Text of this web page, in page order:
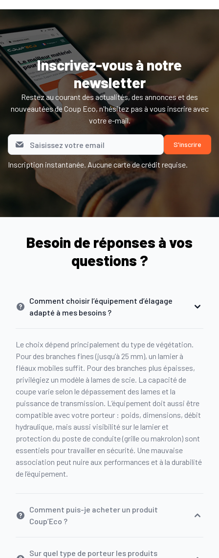
Inscrivez-vous à notre
newsletter
Restez au courant des actualités, des annonces et des
nouveautées de Coup Eco, n'hésitez pas à vous inscrire avec
votre e-mail.
Inscription instantanée. Aucune carte de crédit requise.
Besoin de réponses à vos
questions ?
Comment choisir l’équipement d’élagage
adapté à mes besoins ?
Le choix dépend principalement du type de végétation.
Pour des branches fines (jusqu’à 25 mm), un lamier à
fléaux mobiles suffit. Pour des branches plus épaisses,
privilégiez un modèle à lames de scie. La capacité de
coupe varie selon le dépassement des lames et la
puissance de transmission. L’équipement doit aussi être
compatible avec votre porteur : poids, dimensions, débit
hydraulique, mais aussi visibilité sur le lamier et
protection du poste de conduite (grille ou makrolon) sont
essentiels pour travailler en sécurité. Une mauvaise
association peut nuire aux performances et à la durabilité
de l’équipement.
Comment puis-je acheter un produit
Coup’Eco ?
Sur quel type de porteur les produits